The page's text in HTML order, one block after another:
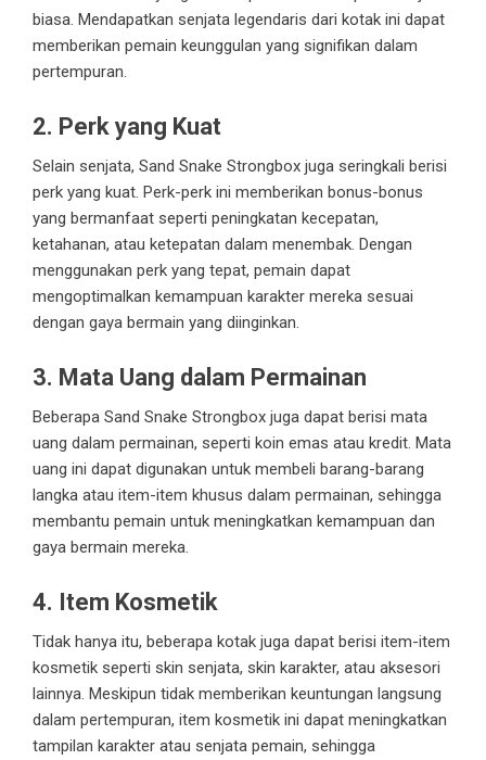
biasa. Mendapatkan senjata legendaris dari kotak ini dapat
memberikan pemain keunggulan yang signifikan dalam
pertempuran.
2. Perk yang Kuat
Selain senjata, Sand Snake Strongbox juga seringkali berisi
perk yang kuat. Perk-perk ini memberikan bonus-bonus
yang bermanfaat seperti peningkatan kecepatan,
ketahanan, atau ketepatan dalam menembak. Dengan
menggunakan perk yang tepat, pemain dapat
mengoptimalkan kemampuan karakter mereka sesuai
dengan gaya bermain yang diinginkan.
3. Mata Uang dalam Permainan
Beberapa Sand Snake Strongbox juga dapat berisi mata
uang dalam permainan, seperti koin emas atau kredit. Mata
uang ini dapat digunakan untuk membeli barang-barang
langka atau item-item khusus dalam permainan, sehingga
membantu pemain untuk meningkatkan kemampuan dan
gaya bermain mereka.
4. Item Kosmetik
Tidak hanya itu, beberapa kotak juga dapat berisi item-item
kosmetik seperti skin senjata, skin karakter, atau aksesori
lainnya. Meskipun tidak memberikan keuntungan langsung
dalam pertempuran, item kosmetik ini dapat meningkatkan
tampilan karakter atau senjata pemain, sehingga